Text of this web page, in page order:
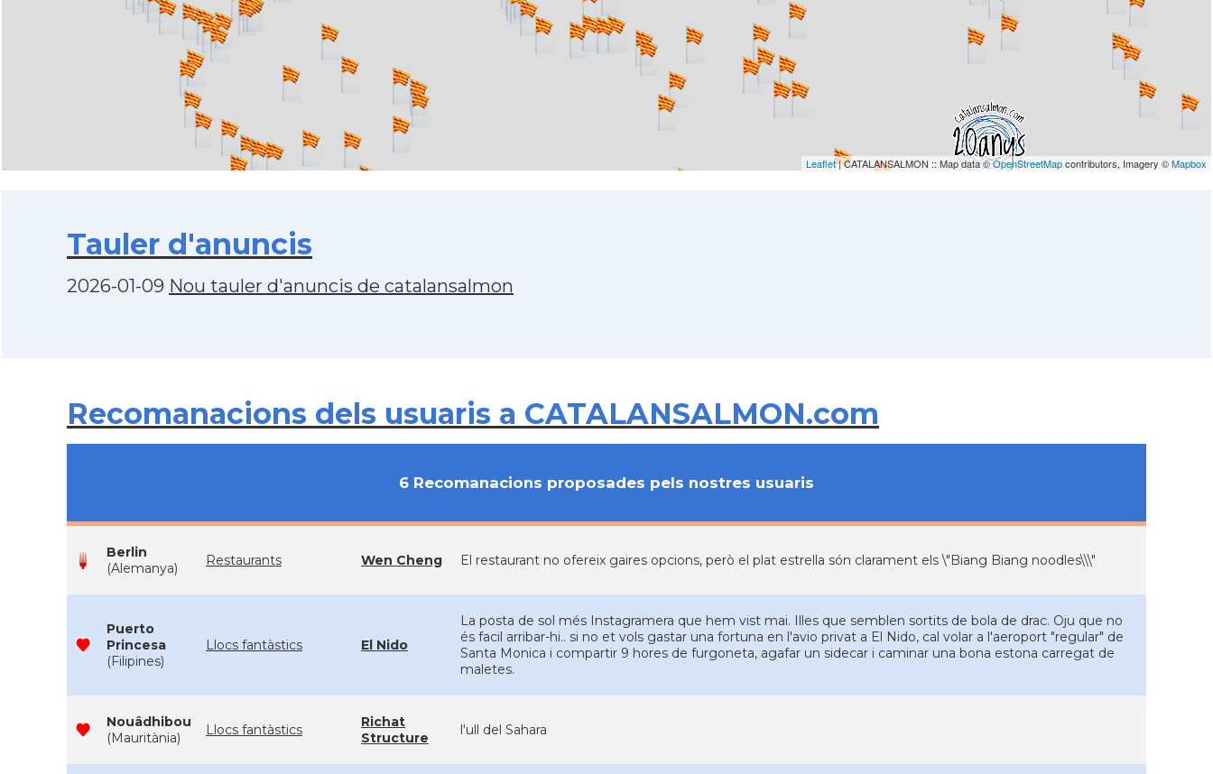
Leaflet| CATALANSALMON :: Map data ©OpenStreetMapcontributors, Imagery ©Mapbox
Tauler d'anuncis
2026-01-09 Nou tauler d'anuncis de catalansalmon
Recomanacions dels usuaris a CATALANSALMON.com
6 Recomanacions proposades pels nostres usuaris
Berlin
(Alemanya)
Restaurants Wen Cheng El restaurant no ofereix gaires opcions, però el plat estrella són clarament els \"Biang Biang noodles\\\"
Puerto
Princesa
(Filipines)
Llocs fantàstics El Nido
La posta de sol més Instagramera que hem vist mai. Illes que semblen sortits de bola de drac. Oju que no
és facil arribar-hi.. si no et vols gastar una fortuna en l'avio privat a El Nido, cal volar a l'aeroport "regular" de
Santa Monica i compartir 9 hores de furgoneta, agafar un sidecar i caminar una bona estona carregat de
maletes.
Nouâdhibou
(Mauritània)
Llocs fantàstics
Richat
Structure
l'ull del Sahara